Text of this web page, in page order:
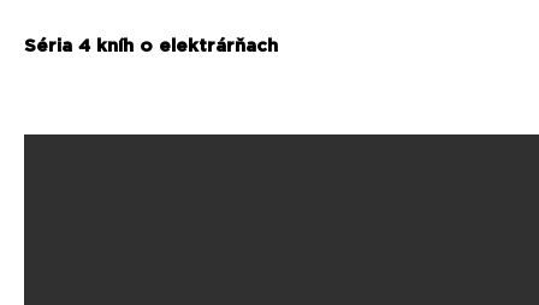
Séria 4 kníh o elektrárňach